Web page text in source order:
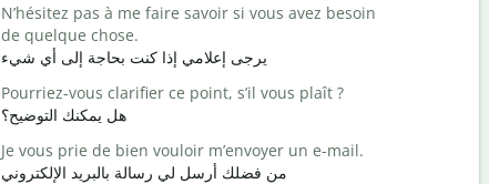
N’hésitez pas à me faire savoir si vous avez besoin
de quelque chose.
يرجى إعلامي إذا كنت بحاجة إلى أي شيء
Pourriez-vous clarifier ce point, s’il vous plaît ?
هل يمكنك التوضيح؟
Je vous prie de bien vouloir m’envoyer un e-mail.
من فضلك أرسل لي رسالة بالبريد الإلكتروني